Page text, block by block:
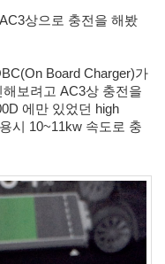
상으로 충전을 해봤
Board Charger)가
보려고 AC3상 충전을
에만 있었던 high
시 10~11kw 속도로 충